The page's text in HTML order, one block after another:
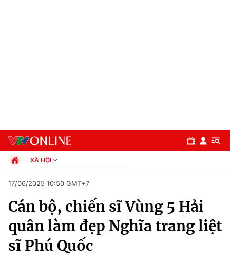
Chuyên mục
Chính trị
XÃ HỘI
Xã hội
Pháp luật
Kinh tế
Thể thao
Truyền hình
Văn hóa - Giải trí
17/06/2025 10:50 GMT+7
Cán bộ, chiến sĩ Vùng 5 Hải
quân làm đẹp Nghĩa trang liệt
sĩ Phú Quốc